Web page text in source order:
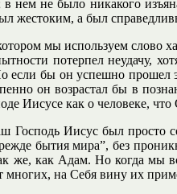
нем не было никакого
жестоким, а был
мы используем слово
потерпел неудачу,
если бы он успешно прошел
он возрастал бы в
Иисусе как о человеке,
Господь Иисус был просто
бытия мира”, без
же, как Адам. Но когда мы
многих, на Себя вину их